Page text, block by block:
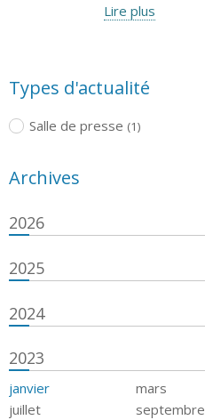
Lire plus
Types d'actualité
Salle de presse (1)
Archives
2026
2025
2024
2023
janvier mars
juillet
septembre